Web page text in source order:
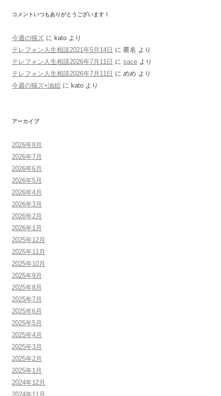
コメントいつもありがとうございます！
今週の猫ズ に kato より
テレフォン人生相談2021年5月14日 に 匿名 より
テレフォン人生相談2026年7月11日 に sace より
テレフォン人生相談2026年7月11日 に めめ より
今週の猫ズ+油絵 に kato より
アーカイブ
2026年8月
2026年7月
2026年6月
2026年5月
2026年4月
2026年3月
2026年2月
2026年1月
2025年12月
2025年11月
2025年10月
2025年9月
2025年8月
2025年7月
2025年6月
2025年5月
2025年4月
2025年3月
2025年2月
2025年1月
2024年12月
2024年11月